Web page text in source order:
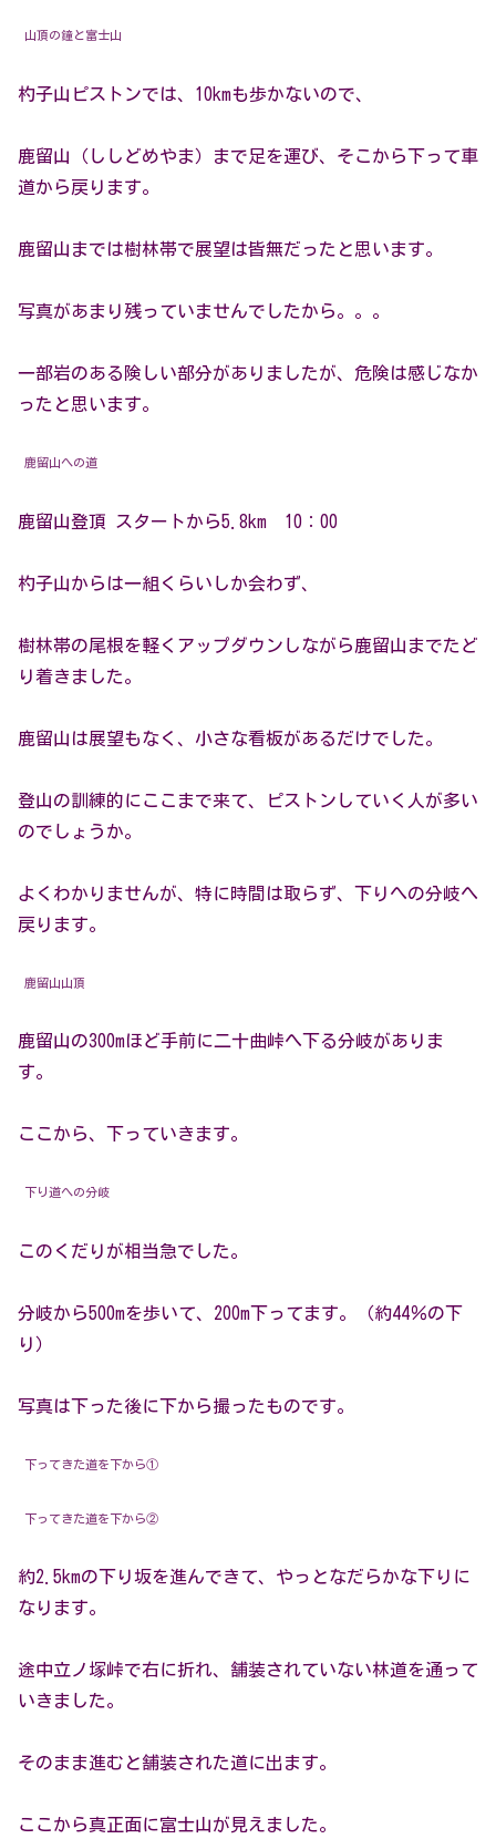
山頂の鐘と富士山
杓子山ピストンでは、10kmも歩かないので、
鹿留山（ししどめやま）まで足を運び、そこから下って車
道から戻ります。
鹿留山までは樹林帯で展望は皆無だったと思います。
写真があまり残っていませんでしたから。。。
一部岩のある険しい部分がありましたが、危険は感じなか
ったと思います。
鹿留山への道
鹿留山登頂 スタートから5.8km 10：00
杓子山からは一組くらいしか会わず、
樹林帯の尾根を軽くアップダウンしながら鹿留山までたど
り着きました。
鹿留山は展望もなく、小さな看板があるだけでした。
登山の訓練的にここまで来て、ピストンしていく人が多い
のでしょうか。
よくわかりませんが、特に時間は取らず、下りへの分岐へ
戻ります。
鹿留山山頂
鹿留山の300mほど手前に二十曲峠へ下る分岐がありま
す。
ここから、下っていきます。
下り道への分岐
このくだりが相当急でした。
分岐から500mを歩いて、200m下ってます。（約44％の下
り）
写真は下った後に下から撮ったものです。
下ってきた道を下から①
下ってきた道を下から②
約2.5kmの下り坂を進んできて、やっとなだらかな下りに
なります。
途中立ノ塚峠で右に折れ、舗装されていない林道を通って
いきました。
そのまま進むと舗装された道に出ます。
ここから真正面に富士山が見えました。